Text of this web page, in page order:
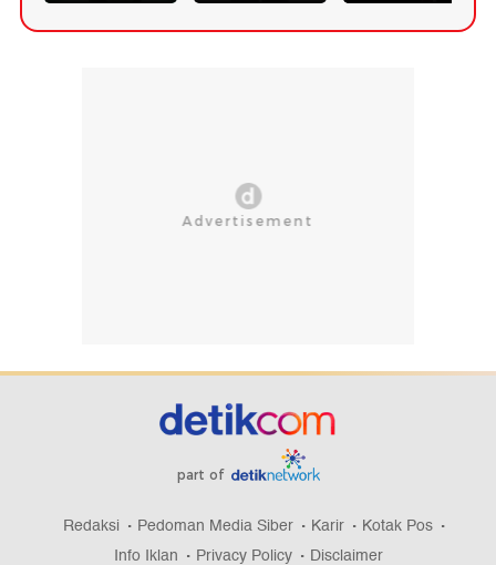
part of
Redaksi Pedoman Media Siber Karir
Kotak Pos
Info Iklan
Privacy Policy Disclaimer